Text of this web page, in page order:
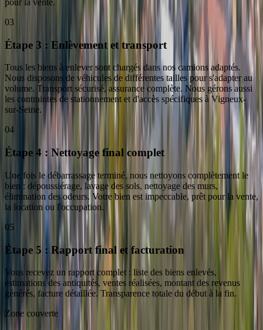
pour la vente.
03
Étape 3 : Enlèvement et transport
Tous les biens à enlever sont chargés dans nos camions adaptés.
Nous disposons de véhicules de différentes tailles pour s'adapter au
volume. Transport sécurisé, assurance complète. Nous gérons aussi
les contraintes de stationnement et d'accès spécifiques à Vigneux-
sur-Seine.
04
Étape 4 : Nettoyage final complet
Une fois le débarrassage terminé, nous nettoyons complètement le
bien : dépoussiérage, lavage des sols, nettoyage des murs,
élimination des odeurs. Votre bien est impeccable, prêt pour la vente,
la location ou l'occupation.
05
Étape 5 : Rapport final et facturation
Vous recevez un rapport complet : liste des biens enlevés,
estimations des antiquités, ventes réalisées, montant des revenus
générés, facture détaillée. Transparence totale du début à la fin.
Zone couverte